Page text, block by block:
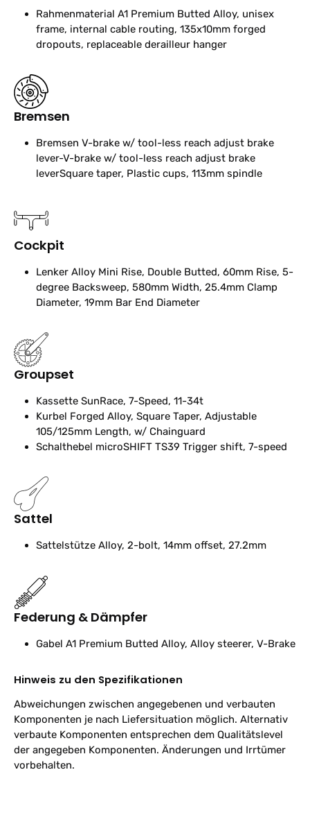
Rahmenmaterial A1 Premium Butted Alloy, unisex
frame, internal cable routing, 135x10mm forged
dropouts, replaceable derailleur hanger
Bremsen
Bremsen V-brake w/ tool-less reach adjust brake
lever-V-brake w/ tool-less reach adjust brake
leverSquare taper, Plastic cups, 113mm spindle
Cockpit
Lenker Alloy Mini Rise, Double Butted, 60mm Rise, 5-
degree Backsweep, 580mm Width, 25.4mm Clamp
Diameter, 19mm Bar End Diameter
Groupset
Kassette SunRace, 7-Speed, 11-34t
Kurbel Forged Alloy, Square Taper, Adjustable
105/125mm Length, w/ Chainguard
Schalthebel microSHIFT TS39 Trigger shift, 7-speed
Sattel
Sattelstütze Alloy, 2-bolt, 14mm offset, 27.2mm
Federung & Dämpfer
Gabel A1 Premium Butted Alloy, Alloy steerer, V-Brake
Hinweis zu den Spezifikationen
Abweichungen zwischen angegebenen und verbauten
Komponenten je nach Liefersituation möglich. Alternativ
verbaute Komponenten entsprechen dem Qualitätslevel
der angegeben Komponenten. Änderungen und Irrtümer
vorbehalten.